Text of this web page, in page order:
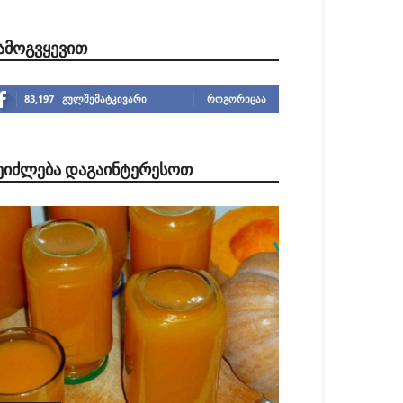
83,197 გულშემატკივარი ᲠᲝᲒᲝᲠᲘᲪᲐᲐ
ᲓᲐᲒᲐᲘᲜᲢᲔᲠᲔᲡᲝᲗ